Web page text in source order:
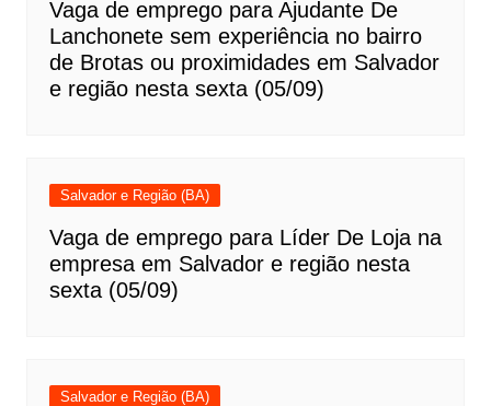
Vaga de emprego para Ajudante De
Lanchonete sem experiência no bairro
de Brotas ou proximidades em Salvador
e região nesta sexta (05/09)
Salvador e Região (BA)
Vaga de emprego para Líder De Loja na
empresa em Salvador e região nesta
sexta (05/09)
Salvador e Região (BA)